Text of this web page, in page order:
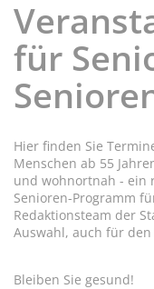
für
Hier finden Sie
Menschen ab 55
und wohnortnah - ein
Senioren-Programm
Redaktionsteam der
Auswahl, auch für
Bleiben Sie gesund!